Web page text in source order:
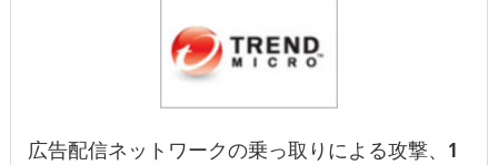
広告配信ネットワークの乗っ取りによる攻撃、1